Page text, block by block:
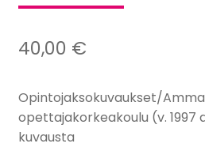
40,00 €
Opintojaksokuvaukset/
opettajakorkeakoulu (v. 1997
kuvausta